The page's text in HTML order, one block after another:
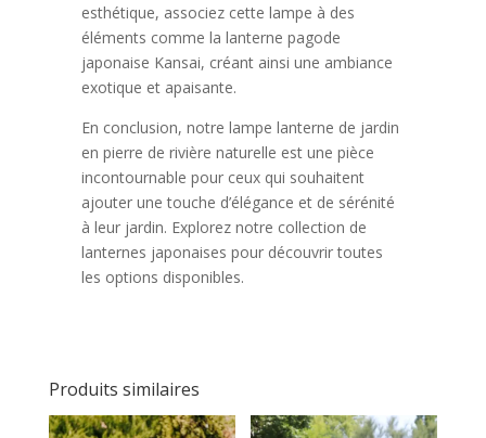
esthétique, associez cette lampe à des
éléments comme la lanterne pagode
japonaise Kansai, créant ainsi une ambiance
exotique et apaisante.
En conclusion, notre lampe lanterne de jardin
en pierre de rivière naturelle est une pièce
incontournable pour ceux qui souhaitent
ajouter une touche d’élégance et de sérénité
à leur jardin. Explorez notre collection de
lanternes japonaises pour découvrir toutes
les options disponibles.
Produits similaires